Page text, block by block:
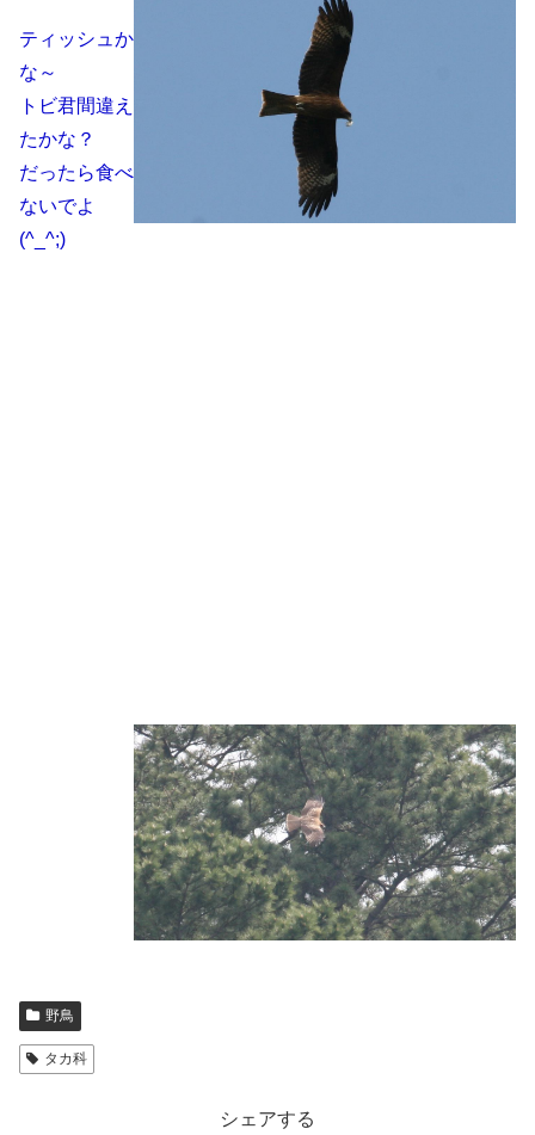
ティッシュか
な～
トビ君間違え
たかな？
だったら食べ
ないでよ
(^_^;)
野鳥
タカ科
シェアする